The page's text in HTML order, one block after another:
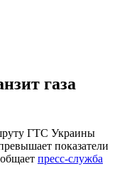
газа
ГТС Украины
показатели
пресс-служба